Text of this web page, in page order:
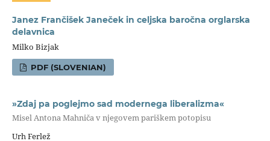
Janez Frančišek Janeček in celjska baročna orglarska
delavnica
Milko Bizjak
PDF (SLOVENIAN)
»Zdaj pa poglejmo sad modernega liberalizma«
Misel Antona Mahniča v njegovem pariškem potopisu
Urh Ferlež